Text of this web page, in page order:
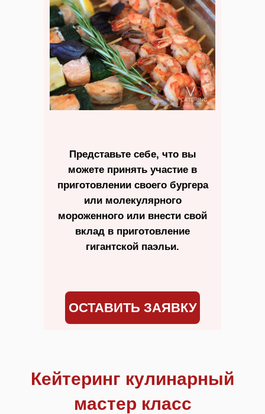
Кейтеринг кулинарный
мастер класс
Представьте себе, что вы
можете принять участие в
приготовлении своего бургера
или молекулярного
мороженного или внести свой
вклад в приготовление
гигантской паэльи.
ОСТАВИТЬ ЗАЯВКУ